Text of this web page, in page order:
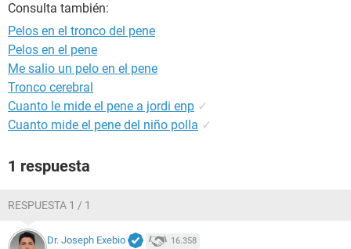
Consulta también:
Pelos en el tronco del pene
Pelos en el pene
Me salio un pelo en el pene
Tronco cerebral
Cuanto le mide el pene a jordi enp ✓
Cuanto mide el pene del niño polla ✓
1 respuesta
RESPUESTA 1 / 1
Dr. Joseph Exebio 16.358